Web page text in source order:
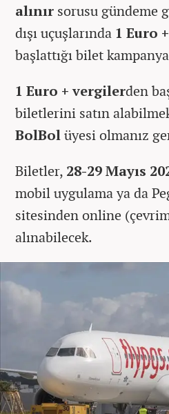
alınır sorusu gündeme
dışı uçuşlarında 1 Euro
başlattığı bilet
1 Euro + vergilerden
biletlerini satın
BolBolüyesi olmanız
Biletler, 28-29 Mayıs
mobil uygulama ya da
sitesinden online
alınabilecek.